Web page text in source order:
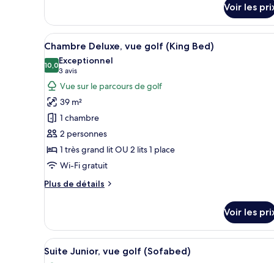
terrasse,
vue
golf
type
de
chambre
Suite,
1
chambre,
terrasse,
vue
golf
Voir les
Afficher
toutes
les
photos
pour
ce
type
de
chambre :
Chambre
Deluxe,
(King
Bed)
Une chambre spacieuse
6
Chambre Deluxe, vue golf (King Bed)
10,010,0 sur 10
Exceptionnel
3 avis
(3 avis)
Vue sur le parcours de golf
39 m²
1 chambre
2 personnes
1 très grand lit OU 2 lits 1 place
Wi-Fi gratuit
Plus de détails
Plus
le
type
de
chambre
Voir les
Afficher
toutes
Un salon moderne doté
5
Suite Junior, vue golf (Sofabed)